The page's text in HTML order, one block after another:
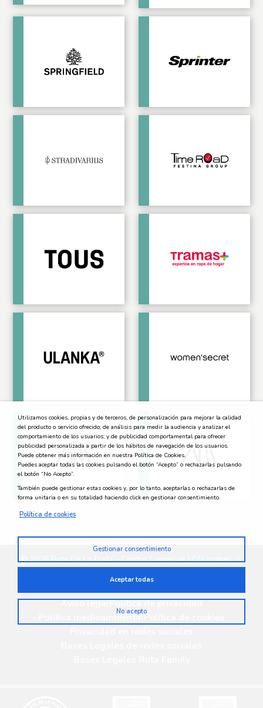
© 2026 Ruta De La Plata – Centro Comercial | C/ Londres, 1,
Aviso legalPolítica de privacidad
Política medioambientalPolítica de cookies
Utilizamos cookies, propias y de terceros, de personalización para mejorar la calidad
del producto o servicio ofrecido; de análisis para medir la audiencia y analizar el
comportamiento de los usuarios; y de publicidad comportamental para ofrecer
publicidad personalizada a partir de los hábitos de navegación de los usuarios.
Puede obtener más información en nuestra Política de Cookies.
Puedes aceptar todas las cookies pulsando el botón “Acepto” o rechazarlas pulsando
el botón “No Acepto”.
También puede gestionar estas cookies y, por lo tanto, aceptarlas o rechazarlas de
forma unitaria o en su totalidad haciendo click en gestionar consentimiento.
Política de cookies
Gestionar consentimiento
Aceptar todas
No acepto